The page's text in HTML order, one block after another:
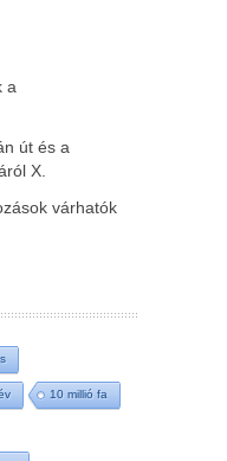
a
út és a
X.
várhatók
10 millió fa